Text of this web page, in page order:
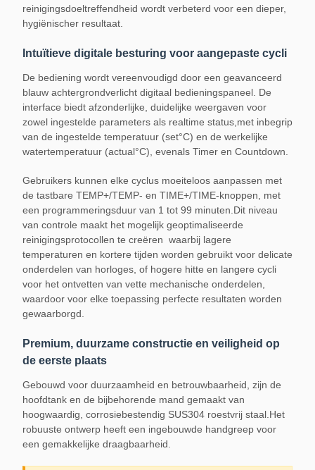
reinigingsdoeltreffendheid wordt verbeterd voor een dieper,
hygiënischer resultaat.
Intuïtieve digitale besturing voor aangepaste cycli
De bediening wordt vereenvoudigd door een geavanceerd
blauw achtergrondverlicht digitaal bedieningspaneel. De
interface biedt afzonderlijke, duidelijke weergaven voor
zowel ingestelde parameters als realtime status,met inbegrip
van de ingestelde temperatuur (set°C) en de werkelijke
watertemperatuur (actual°C), evenals Timer en Countdown.
Gebruikers kunnen elke cyclus moeiteloos aanpassen met
de tastbare TEMP+/TEMP- en TIME+/TIME-knoppen, met
een programmeringsduur van 1 tot 99 minuten.Dit niveau
van controle maakt het mogelijk geoptimaliseerde
reinigingsprotocollen te creëren  waarbij lagere
temperaturen en kortere tijden worden gebruikt voor delicate
onderdelen van horloges, of hogere hitte en langere cycli
voor het ontvetten van vette mechanische onderdelen,
waardoor voor elke toepassing perfecte resultaten worden
gewaarborgd.
Premium, duurzame constructie en veiligheid op
de eerste plaats
Gebouwd voor duurzaamheid en betrouwbaarheid, zijn de
hoofdtank en de bijbehorende mand gemaakt van
hoogwaardig, corrosiebestendig SUS304 roestvrij staal.Het
robuuste ontwerp heeft een ingebouwde handgreep voor
een gemakkelijke draagbaarheid.